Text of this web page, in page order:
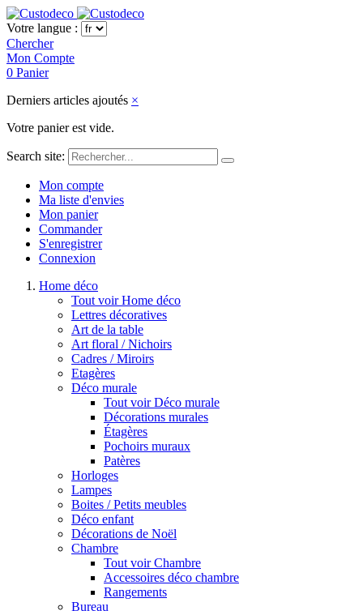
Votre langue :
Chercher
Mon Compte
0 Panier
Derniers articles ajoutés ×
Votre panier est vide.
Search site:
Mon compte
Ma liste d'envies
Mon panier
Commander
S'enregistrer
Connexion
Home déco
Tout voir Home déco
Lettres décoratives
Art de la table
Art floral / Nichoirs
Cadres / Miroirs
Etagères
Déco murale
Tout voir Déco murale
Décorations murales
Étagères
Pochoirs muraux
Patères
Horloges
Lampes
Boites / Petits meubles
Déco enfant
Décorations de Noël
Chambre
Tout voir Chambre
Accessoires déco chambre
Rangements
Bureau